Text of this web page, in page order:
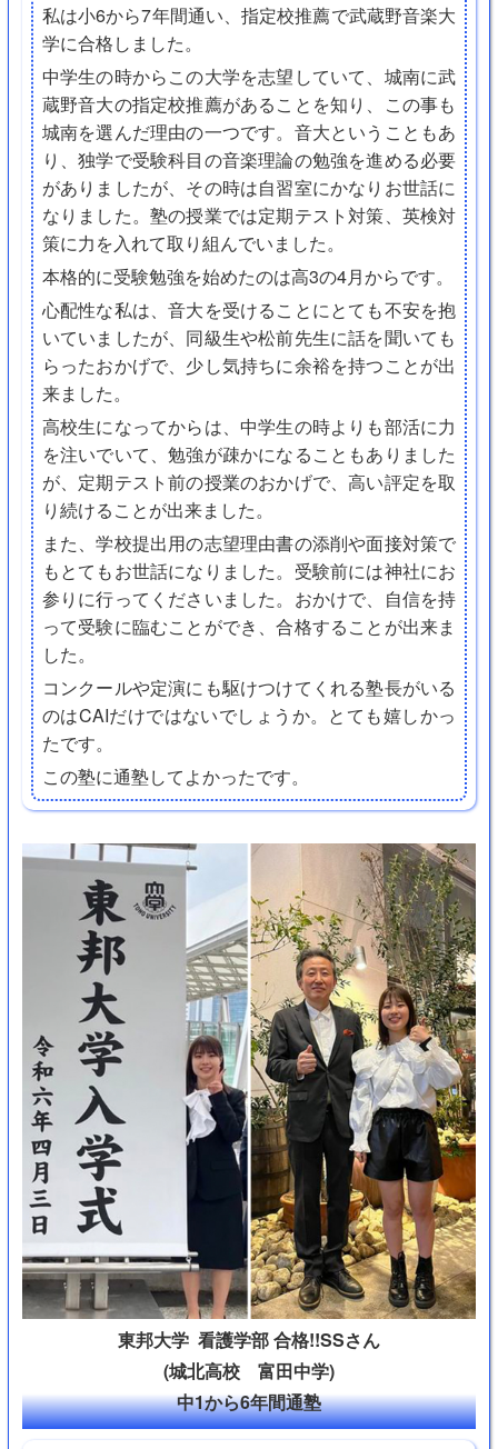
私は小6から7年間通い、指定校推薦で武蔵野音楽大
学に合格しました。
中学生の時からこの大学を志望していて、城南に武
蔵野音大の指定校推薦があることを知り、この事も
城南を選んだ理由の一つです。音大ということもあ
り、独学で受験科目の音楽理論の勉強を進める必要
がありましたが、その時は自習室にかなりお世話に
なりました。塾の授業では定期テスト対策、英検対
策に力を入れて取り組んでいました。
本格的に受験勉強を始めたのは高3の4月からです。
心配性な私は、音大を受けることにとても不安を抱
いていましたが、同級生や松前先生に話を聞いても
らったおかげで、少し気持ちに余裕を持つことが出
来ました。
高校生になってからは、中学生の時よりも部活に力
を注いでいて、勉強が疎かになることもありました
が、定期テスト前の授業のおかげで、高い評定を取
り続けることが出来ました。
また、学校提出用の志望理由書の添削や面接対策で
もとてもお世話になりました。受験前には神社にお
参りに行ってくださいました。おかけで、自信を持
って受験に臨むことができ、合格することが出来ま
した。
コンクールや定演にも駆けつけてくれる塾長がいる
のはCAIだけではないでしょうか。とても嬉しかっ
たです。
この塾に通塾してよかったです。
東邦大学 看護学部 合格!!SSさん
(城北高校 富田中学)
中1から6年間通塾